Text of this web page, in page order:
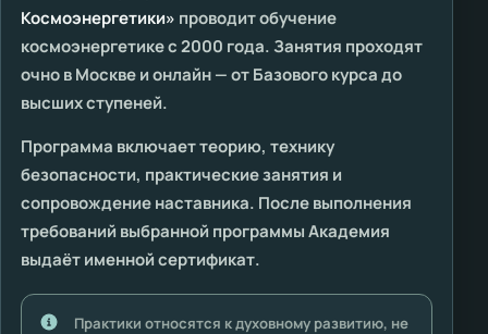
Космоэнергетики» проводит обучение
космоэнергетике с 2000 года. Занятия проходят
очно в Москве и онлайн — от Базового курса до
высших ступеней.
Программа включает теорию, технику
безопасности, практические занятия и
сопровождение наставника. После выполнения
требований выбранной программы Академия
выдаёт именной сертификат.
Практики относятся к духовному развитию, не